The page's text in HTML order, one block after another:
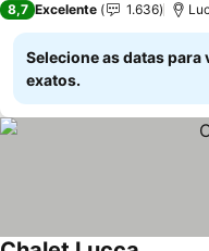
8,7 Excelente 1.636
Selecione as datas para
exatos.